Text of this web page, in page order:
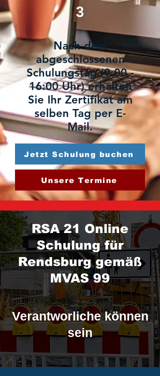
3
Nach dem
abgeschlossenen
Schulungstag (9:00 -
16:00 Uhr) erhalten
Sie Ihr Zertifikat am
selben Tag per E-
Mail.
Jetzt Schulung buchen
Unsere Termine
RSA 21 Online
Schulung für
Rendsburg gemäß
MVAS 99
Verantworliche können
sein